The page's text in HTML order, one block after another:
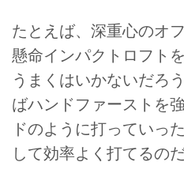
たとえば、深重心のオ
懸命インパクトロフト
うまくはいかないだろ
ばハンドファーストを
ドのように打っていっ
して効率よく打てるのだ